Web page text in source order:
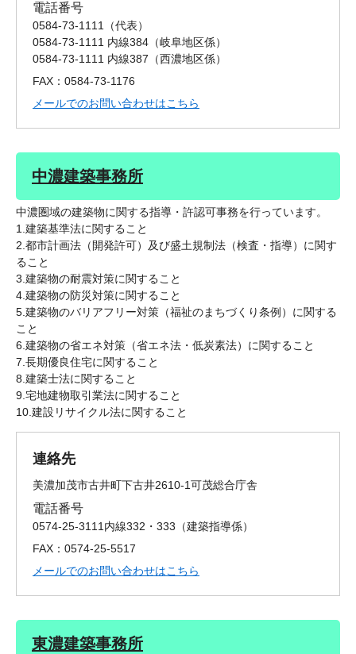
電話番号
0584-73-1111
代表
0584-73-1111 内線384
岐阜地区係
0584-73-1111 内線387
西濃地区係
FAX：0584-73-1176
メールでのお問い合わせはこちら
中濃建築事務所
中濃圏域の建築物に関する指導・許認可事務を行っています。
1.建築基準法に関すること
2.都市計画法（開発許可）及び盛土規制法（検査・指導）に関す
ること
3.建築物の耐震対策に関すること
4.建築物の防災対策に関すること
5.建築物のバリアフリー対策（福祉のまちづくり条例）に関する
こと
6.建築物の省エネ対策（省エネ法・低炭素法）に関すること
7.長期優良住宅に関すること
8.建築士法に関すること
9.宅地建物取引業法に関すること
10.建設リサイクル法に関すること
連絡先
美濃加茂市古井町下古井2610-1可茂総合庁舎
電話番号
0574-25-3111内線332・333
建築指導係
FAX：0574-25-5517
メールでのお問い合わせはこちら
東濃建築事務所